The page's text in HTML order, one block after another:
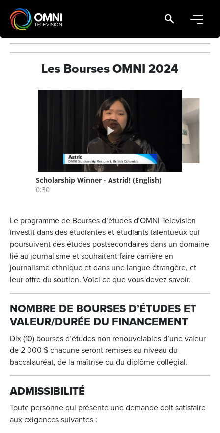
Main Navigation
Les Bourses OMNI 2024
Le programme de Bourses d’études d’OMNI Television
investit dans des étudiantes et étudiants talentueux qui
poursuivent des études postsecondaires dans un domaine
lié au journalisme et souhaitent faire carrière en
journalisme ethnique et dans une langue étrangère, et
leur offre du soutien. Voici ce que vous devez savoir.
NOMBRE DE BOURSES D’ÉTUDES ET
VALEUR/DURÉE DU FINANCEMENT
Dix (10) bourses d’études non renouvelables d’une valeur
de 2 000 $ chacune seront remises au niveau du
baccalauréat, de la maîtrise ou du diplôme collégial.
ADMISSIBILITÉ
Toute personne qui présente une demande doit satisfaire
aux exigences suivantes :